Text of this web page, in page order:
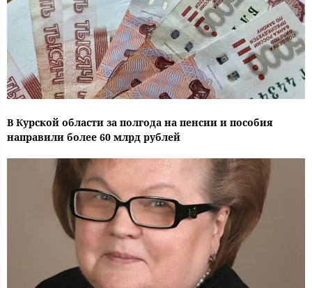
В Курской области за полгода на пенсии и пособия
направили более 60 млрд рублей